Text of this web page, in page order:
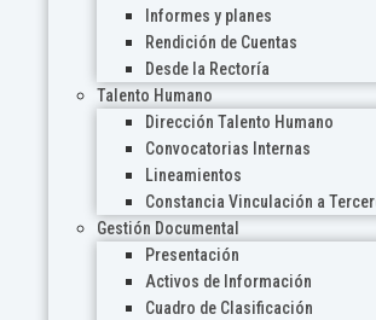
Informes y planes
Rendición de Cuentas
Desde la Rectoría
Talento Humano
Dirección Talento Humano
Convocatorias Internas
Lineamientos
Constancia Vinculación a
Gestión Documental
Presentación
Activos de Información
Cuadro de Clasificación